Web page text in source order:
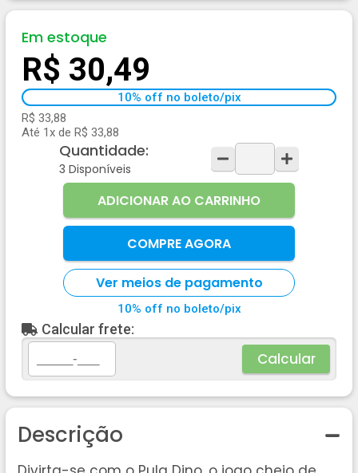
Em estoque
R$ 30,49
10% off no boleto/pix
R$ 33,88
Até 1x de R$ 33,88
Quantidade:
3 Disponíveis
ADICIONAR AO CARRINHO
COMPRE AGORA
Ver meios de pagamento
10% off no boleto/pix
Calcular frete:
Calcular
Descrição